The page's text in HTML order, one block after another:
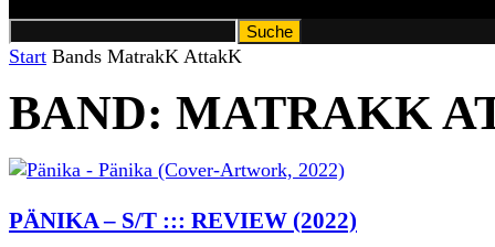
Start Bands MatrakK AttakK
BAND: MATRAKK
PÄNIKA – S/T ::: REVIEW (2022)